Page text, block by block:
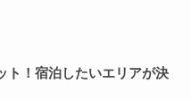
ト！宿泊したいエリアが決